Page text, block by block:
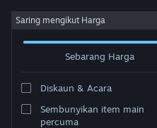
Sign in
Saring mengikut Harga
Sebarang Harga
Diskaun & Acara
Sembunyikan item main
percuma
Pembangun: Guillaume Opoix